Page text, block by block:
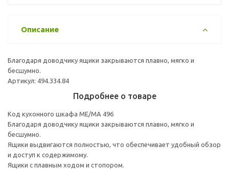
Описание
Благодаря доводчику ящики закрываются плавно, мягко и
бесшумно.
Артикул: 494.334.84
Подробнее о товаре
Код кухонного шкафа ME/MA 496
Благодаря доводчику ящики закрываются плавно, мягко и
бесшумно.
Ящики выдвигаются полностью, что обеспечивает удобный обзор
и доступ к содержимому.
Ящики с плавным ходом и стопором.